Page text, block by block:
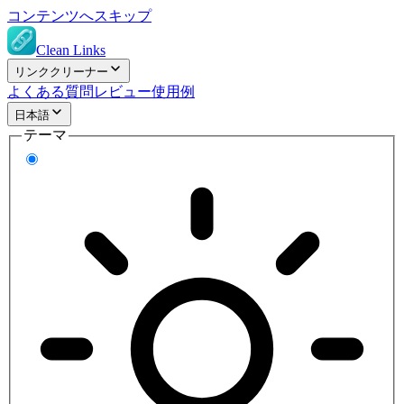
コンテンツへスキップ
Clean Links
リンククリーナー
よくある質問 レビュー使用例
日本語
テーマ